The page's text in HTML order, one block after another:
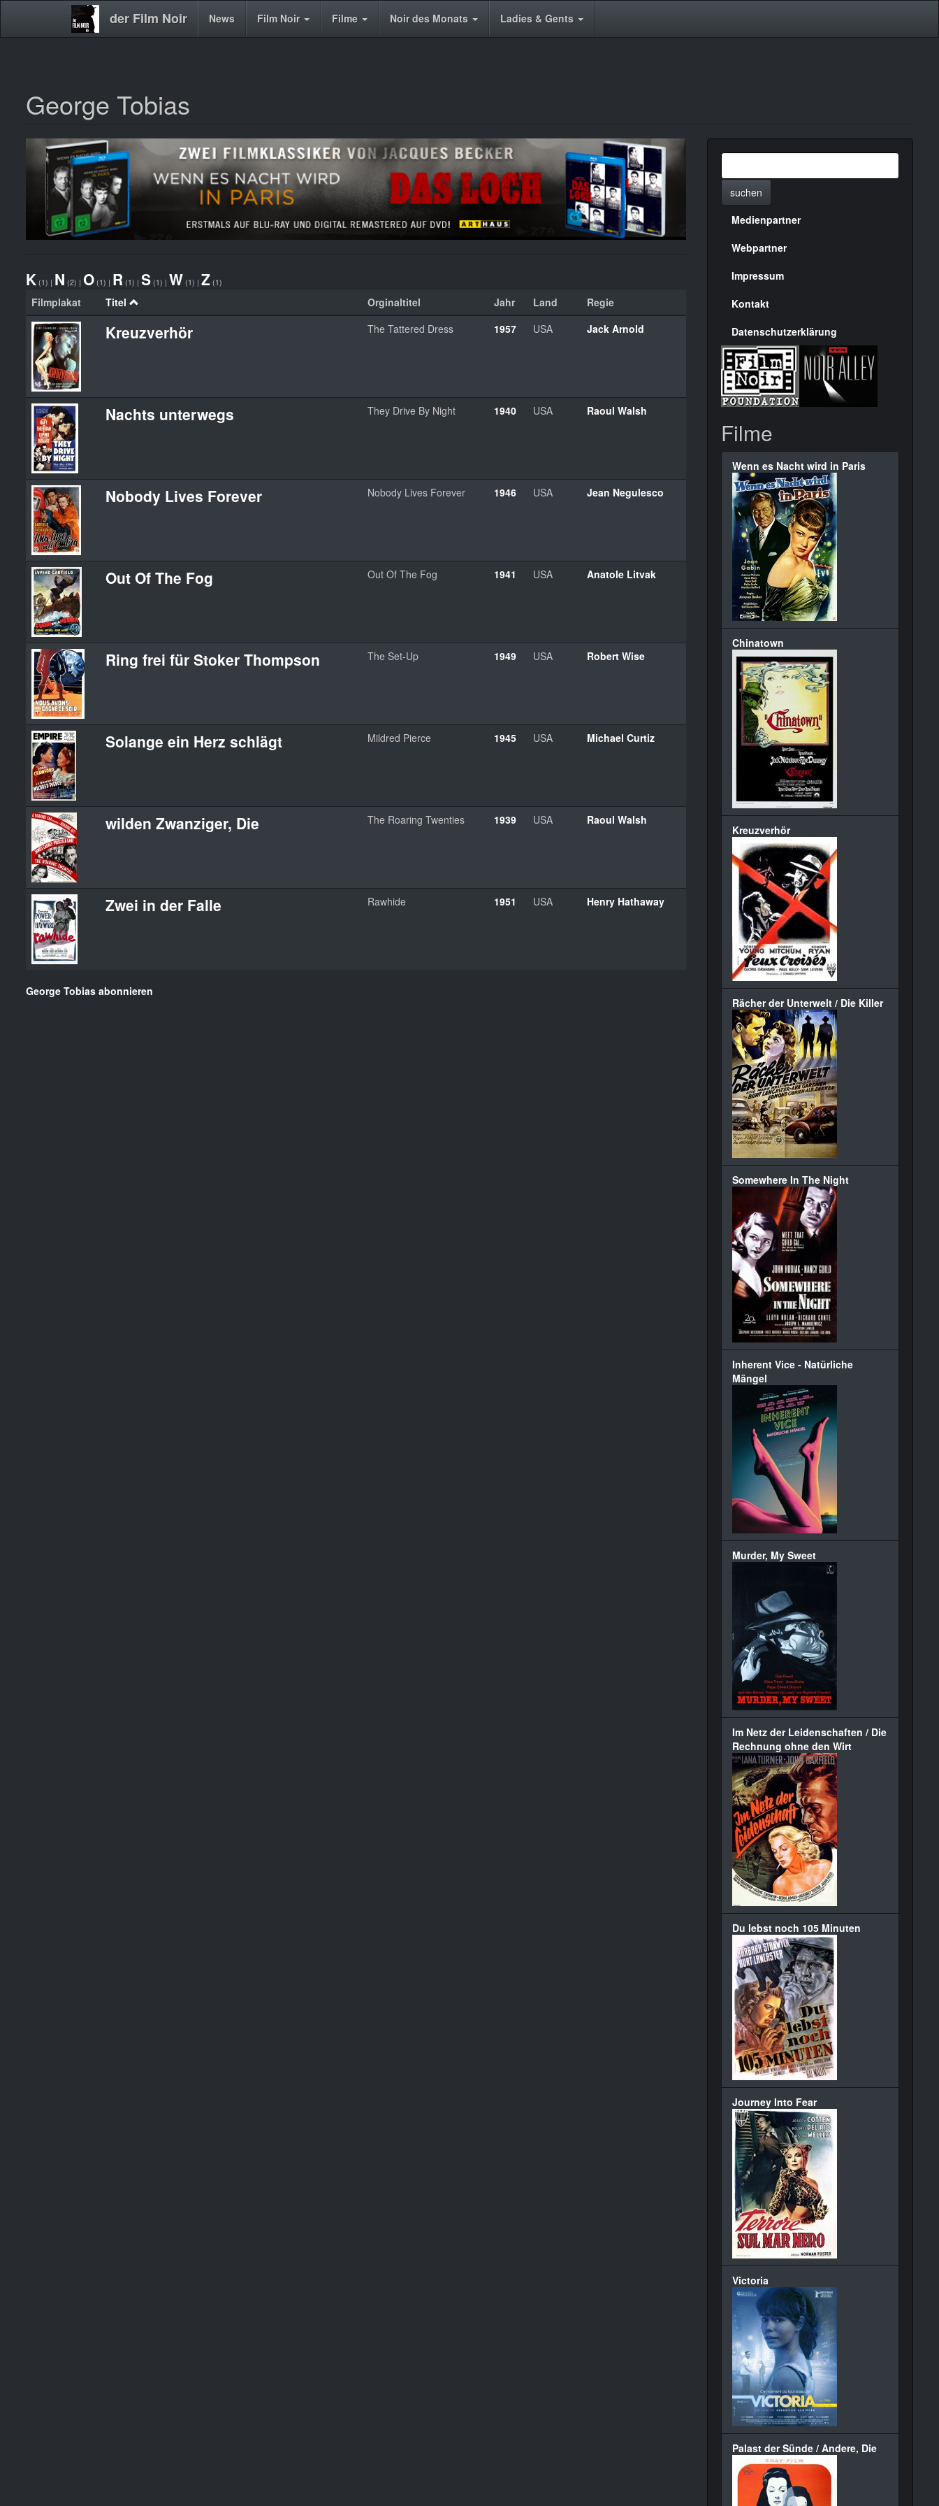
der Film Noir
Main News Film Noir Filme Noir des Monats Ladies & Gents
George Tobias
K (1) | N (2) | O (1) | R (1) | S (1) | W (1) | Z (1)
Filmplakat Titel Orginaltitel Jahr Land Regie
Kreuzverhör The Tattered Dress 1957 USA Jack Arnold
Nachts unterwegs They Drive By Night 1940 USA Raoul Walsh
Nobody Lives Forever Nobody Lives Forever 1946 USA Jean Negulesco
Out Of The Fog Out Of The Fog 1941 USA Anatole Litvak
Ring frei für Stoker Thompson The Set-Up 1949 USA Robert Wise
Solange ein Herz schlägt Mildred Pierce 1945 USA Michael Curtiz
wilden Zwanziger, Die The Roaring Twenties 1939 USA Raoul Walsh
Zwei in der Falle Rawhide 1951 USA Henry Hathaway
George Tobias abonnieren
suchen
Menülinks
rechte
Seite
Medienpartner
Webpartner
Impressum
Kontakt
Datenschutzerklärung
Filme
Wenn es Nacht wird in Paris
Chinatown
Kreuzverhör
Rächer der Unterwelt / Die Killer
Somewhere In The Night
Inherent Vice - Natürliche
Mängel
Murder, My Sweet
Im Netz der Leidenschaften / Die
Rechnung ohne den Wirt
Du lebst noch 105 Minuten
Journey Into Fear
Victoria
Palast der Sünde / Andere, Die